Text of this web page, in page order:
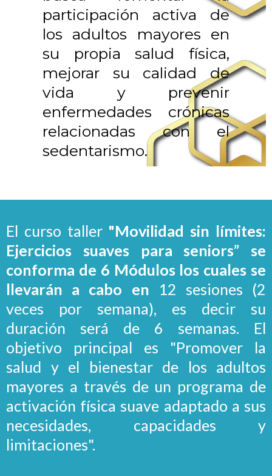
participación activa de
los adultos mayores en
su propia salud física,
mejorar su calidad de
vida y prevenir
enfermedades crónicas
relacionadas con el
sedentarismo.
El curso taller "Movilidad sin límites:
Ejercicios suaves para seniors” se
conforma de 6 Módulos los cuales se
llevarán a cabo en
12 sesiones (2
veces por semana), es decir su
duración será de 6 semanas. El
objetivo principal es "Promover la
salud y el bienestar de los adultos
mayores a través de un programa de
activación física suave adaptado a sus
necesidades, capacidades y
limitaciones".